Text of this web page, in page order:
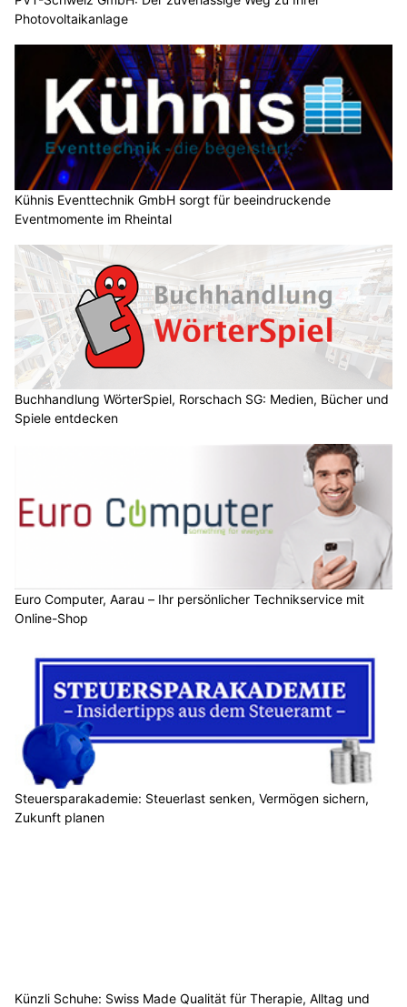
Photovoltaikanlage
Kühnis Eventtechnik GmbH sorgt für beeindruckende
Eventmomente im Rheintal
Buchhandlung WörterSpiel, Rorschach SG: Medien, Bücher und
Spiele entdecken
Euro Computer, Aarau – Ihr persönlicher Technikservice mit
Online-Shop
Steuersparakademie: Steuerlast senken, Vermögen sichern,
Zukunft planen
Künzli Schuhe: Swiss Made Qualität für Therapie, Alltag und